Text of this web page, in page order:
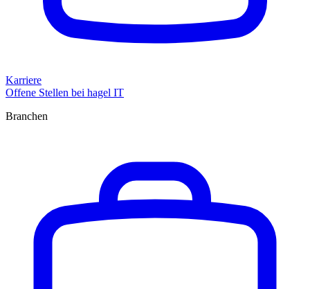
Karriere
Offene Stellen bei hagel IT
Branchen